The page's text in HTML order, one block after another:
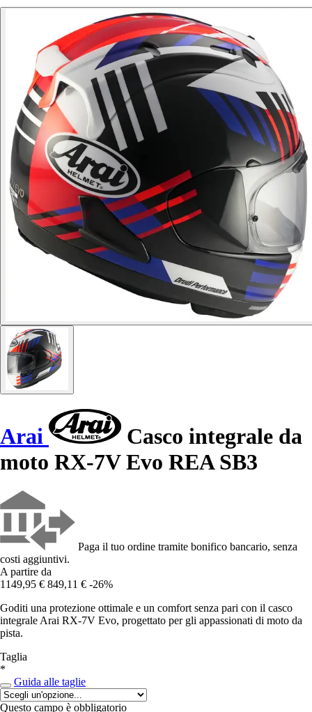
Arai
Casco integrale da
moto RX-7V Evo REA SB3
Paga il tuo ordine tramite bonifico bancario, senza
costi aggiuntivi.
A partire da
1149,95 € 849,11 € -26%
Goditi una protezione ottimale e un comfort senza pari con il casco
integrale Arai RX-7V Evo, progettato per gli appassionati di moto da
pista.
Taglia
*
Guida alle taglie
Questo campo è obbligatorio